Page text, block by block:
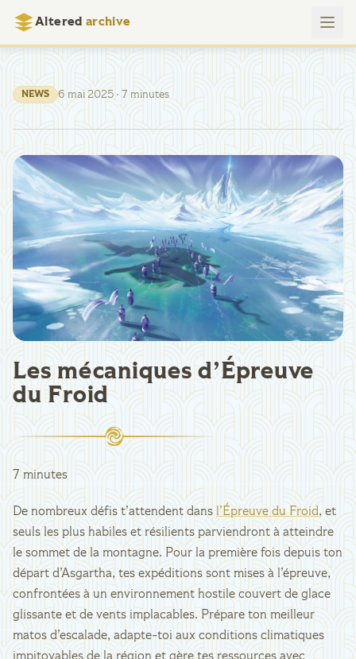
Altered archive
NEWS 6 mai 2025 · 7 minutes
Les mécaniques d’Épreuve
du Froid
7 minutes
De nombreux défis t’attendent dans l’Épreuve du Froid, et
seuls les plus habiles et résilients parviendront à atteindre
le sommet de la montagne. Pour la première fois depuis ton
départ d’Asgartha, tes expéditions sont mises à l’épreuve,
confrontées à un environnement hostile couvert de glace
glissante et de vents implacables. Prépare ton meilleur
matos d’escalade, adapte-toi aux conditions climatiques